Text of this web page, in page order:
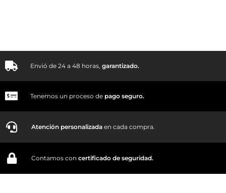
Envió de 24 a 48 horas, garantizado.
Tenemos un proceso de pago seguro.
Atención personalizada en cada compra.
Contamos con certificado de seguridad.